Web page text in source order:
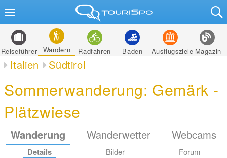
Reiseführer Wandern Radfahren Baden Ausflugsziele Magazin
Italien Südtirol
Sommerwanderung: Gemärk -
Plätzwiese
Wanderung Wanderwetter Webcams
Details Bilder Forum